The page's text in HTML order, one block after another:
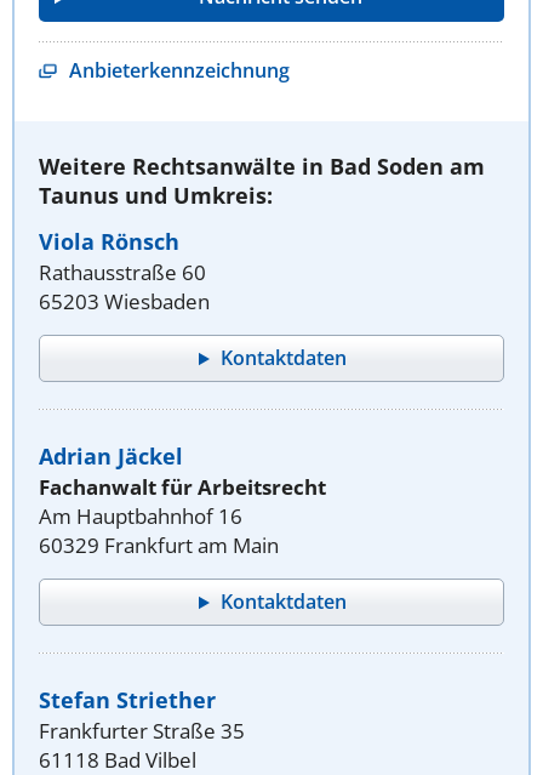
Anbieterkennzeichnung
Weitere Rechtsanwälte in Bad Soden am
Taunus und Umkreis:
Viola Rönsch
Rathausstraße 60
65203 Wiesbaden
Kontaktdaten
Adrian Jäckel
Fachanwalt für Arbeitsrecht
Am Hauptbahnhof 16
60329 Frankfurt am Main
Kontaktdaten
Stefan Striether
Frankfurter Straße 35
61118 Bad Vilbel